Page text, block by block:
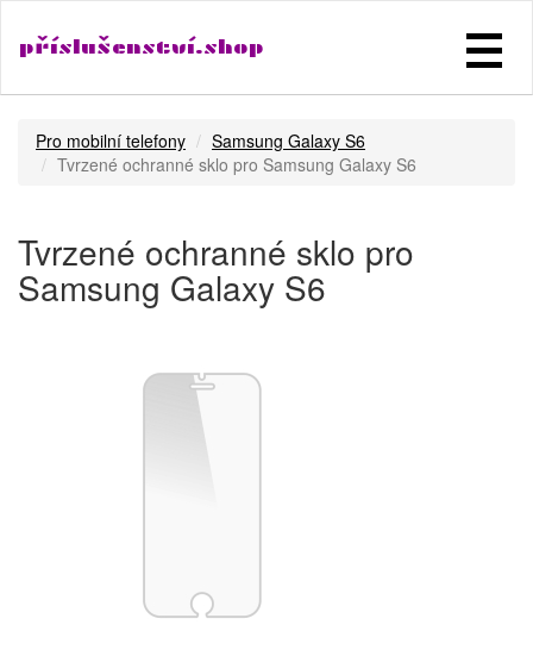
příslušenství.shop
Pro mobilní telefony
Samsung Galaxy S6
Tvrzené ochranné sklo pro Samsung Galaxy S6
Tvrzené ochranné sklo pro
Samsung Galaxy S6